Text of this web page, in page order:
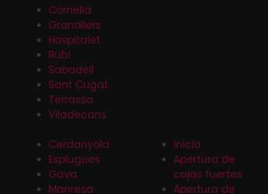
Cornellá
Granollers
Hospitalet
Rubí
Sabadell
Sant Cugat
Terrassa
Viladecans
Cerdanyola
Esplugues
Gava
Manresa
Inicio
Apertura de
cajas fuertes
Apertura de